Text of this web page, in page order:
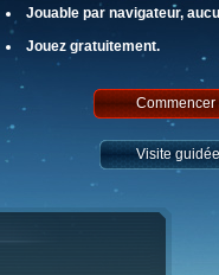
Jouable par navigateur,
Jouez gratuitement.
Commencer
Visite